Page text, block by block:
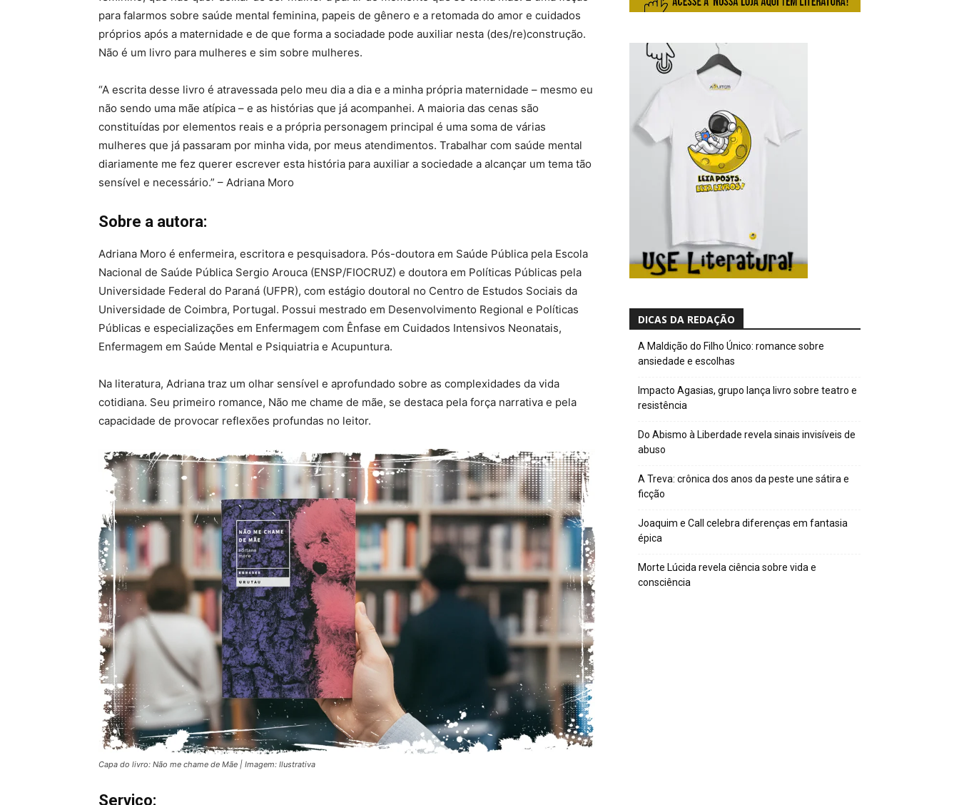
para falarmos sobre saúde mental feminina, papeis de gênero e a retomada do amor e cuidados
próprios após a maternidade e de que forma a sociadade pode auxiliar nesta (des/re)construção.
Não é um livro para mulheres e sim sobre mulheres.
“A escrita desse livro é atravessada pelo meu dia a dia e a minha própria maternidade – mesmo eu
não sendo uma mãe atípica – e as histórias que já acompanhei. A maioria das cenas são
constituídas por elementos reais e a própria personagem principal é uma soma de várias
mulheres que já passaram por minha vida, por meus atendimentos. Trabalhar com saúde mental
diariamente me fez querer escrever esta história para auxiliar a sociedade a alcançar um tema tão
sensível e necessário.” – Adriana Moro
Sobre a autora:
Adriana Moro é enfermeira, escritora e pesquisadora. Pós-doutora em Saúde Pública pela Escola
Nacional de Saúde Pública Sergio Arouca (ENSP/FIOCRUZ) e doutora em Políticas Públicas pela
Universidade Federal do Paraná (UFPR), com estágio doutoral no Centro de Estudos Sociais da
Universidade de Coimbra, Portugal. Possui mestrado em Desenvolvimento Regional e Políticas
Públicas e especializações em Enfermagem com Ênfase em Cuidados Intensivos Neonatais,
Enfermagem em Saúde Mental e Psiquiatria e Acupuntura.
Na literatura, Adriana traz um olhar sensível e aprofundado sobre as complexidades da vida
cotidiana. Seu primeiro romance, Não me chame de mãe, se destaca pela força narrativa e pela
capacidade de provocar reflexões profundas no leitor.
Capa do livro: Não me chame de Mãe | Imagem: Ilustrativa
Serviço:
DICAS DA REDAÇÃO
A Maldição do Filho Único: romance sobre
ansiedade e escolhas
Impacto Agasias, grupo lança livro sobre teatro e
resistência
Do Abismo à Liberdade revela sinais invisíveis de
abuso
A Treva: crônica dos anos da peste une sátira e
ficção
Joaquim e Call celebra diferenças em fantasia
épica
Morte Lúcida revela ciência sobre vida e
consciência